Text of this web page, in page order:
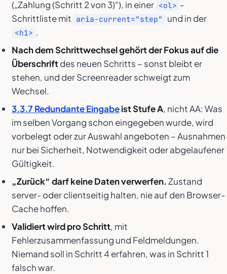
(„Zahlung (Schritt 2 von 3)“), in einer <ol> -
Schrittliste mit aria-current="step" und in der
<h1> .
Nach dem Schrittwechsel gehört der Fokus auf die
Überschriftdes neuen Schritts – sonst bleibt er
stehen, und der Screenreader schweigt zum
Wechsel.
3.3.7 Redundante Eingabeist Stufe A, nicht AA: Was
im selben Vorgang schon eingegeben wurde, wird
vorbelegt oder zur Auswahl angeboten – Ausnahmen
nur bei Sicherheit, Notwendigkeit oder abgelaufener
Gültigkeit.
„Zurück“ darf keine Daten verwerfen.Zustand
server- oder clientseitig halten, nie auf den Browser-
Cache hoffen.
Validiert wird pro Schritt, mit
Fehlerzusammenfassung und Feldmeldungen.
Niemand soll in Schritt 4 erfahren, was in Schritt 1
falsch war.